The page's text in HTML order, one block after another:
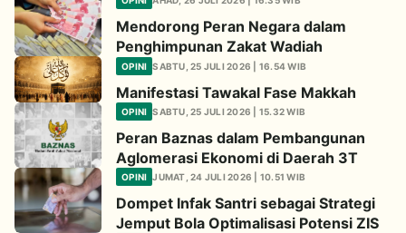
Mendorong Peran Negara dalam
Penghimpunan Zakat Wadiah
OPINI SABTU, 25 JULI 2026 | 16.54 WIB
Manifestasi Tawakal Fase Makkah
OPINI SABTU, 25 JULI 2026 | 15.32 WIB
Peran Baznas dalam Pembangunan
Aglomerasi Ekonomi di Daerah 3T
OPINI JUMAT, 24 JULI 2026 | 10.51 WIB
Dompet Infak Santri sebagai Strategi
Jemput Bola Optimalisasi Potensi ZIS